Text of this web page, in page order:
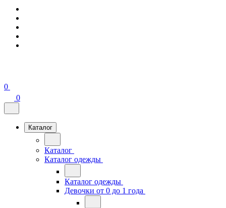
0
0
Каталог
Каталог
Каталог одежды
Каталог одежды
Девочки от 0 до 1 года